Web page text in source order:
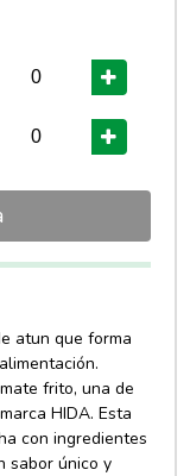
atun que forma
frito, una de
HIDA. Esta
con ingredientes
sabor único y